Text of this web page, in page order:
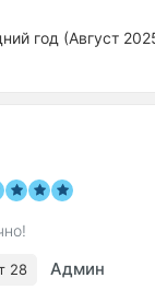
год (Август
28 Админ